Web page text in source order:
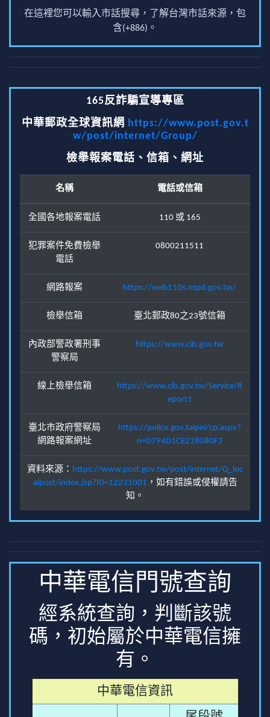
在這裡您可以輸入市話搜尋，了解台灣市話來源，包
含(+886)。
165反詐騙宣導專區
中華郵政全球資訊網 https://www.post.gov.t
w/post/internet/Group/
檢舉報案電話、信箱、網址
名稱 電話或信箱
全國各地報案電話 110 或 165
犯罪案件免費檢舉
電話
0800211511
網路報案 https://web110s.ntpd.gov.tw/
檢舉信箱 臺北郵政80之23號信箱
內政部警政署刑事
警察局
https://www.cib.gov.tw
線上檢舉信箱
https://www.cib.gov.tw/Service/R
eport1
臺北市政府警察局
網路報案網址
https://police.gov.taipei/cp.aspx?
n=D794D1CE218080F3
資料來源： https://www.post.gov.tw/post/internet/Q_loc
alpost/index.jsp?ID=12231001 ，如有錯誤或侵權請告
知。
中華電信門號查詢
經系統查詢，判斷該號
碼，初始屬於中華電信擁
有。
中華電信資訊